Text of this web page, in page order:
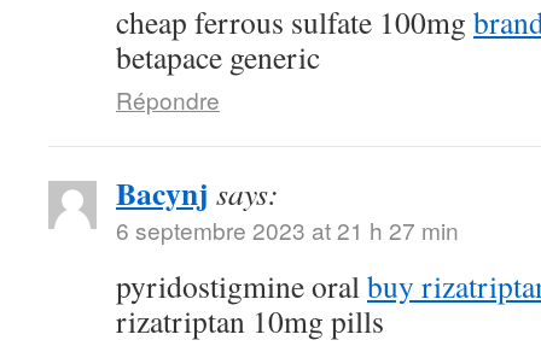
cheap ferrous sulfate 100mg
betapace generic
Répondre
Bacynj says:
6 septembre 2023 at 21 h 27 min
pyridostigmine oralbuy
rizatriptan 10mg pills